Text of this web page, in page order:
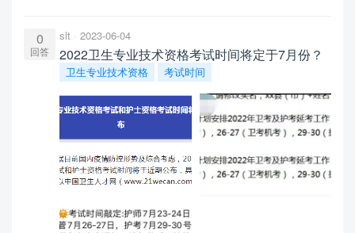
0
回答
slt 2023-06-04
2022卫生专业技术资格考试时间将定于7月份？
卫生专业技术资格 考试时间